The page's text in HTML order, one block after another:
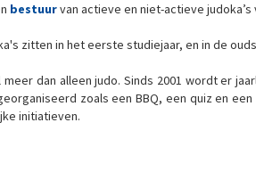
bestuurvan actieve en niet-actieve judoka’s
zitten in het eerste studiejaar, en in de
meer dan alleen judo. Sinds 2001 wordt er
zoals een BBQ, een quiz en
initiatieven.